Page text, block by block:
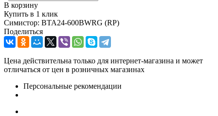
В корзину
Купить в 1 клик
Симистор: BTA24-600BWRG (RP)
Поделиться
Цена действительна только для интернет-магазина и может
отличаться от цен в розничных магазинах
Персональные рекомендации